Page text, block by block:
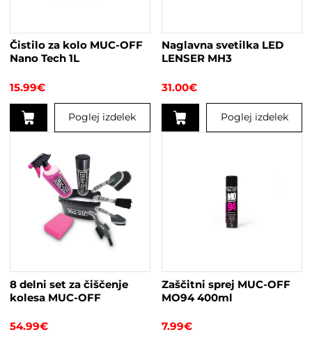
Čistilo za kolo MUC-OFF
Nano Tech 1L
15.99€
Poglej izdelek
Naglavna svetilka LED
LENSER MH3
31.00€
Poglej izdelek
strani
izdelka
8 delni set za čiščenje
kolesa MUC-OFF
54.99€
Zaščitni sprej MUC-OFF
MO94 400ml
7.99€